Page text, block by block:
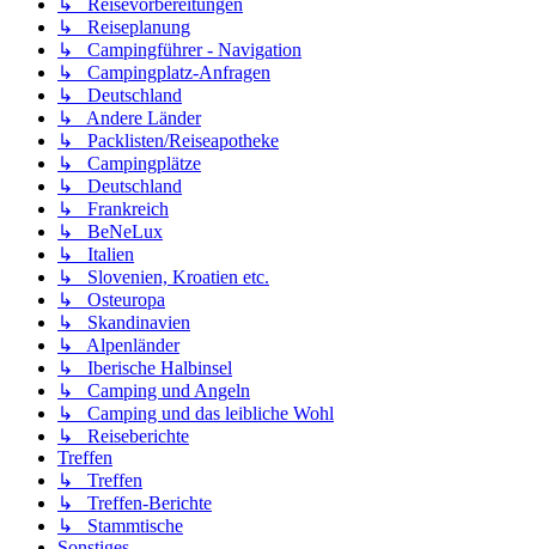
↳ Reisevorbereitungen
↳ Reiseplanung
↳ Campingführer - Navigation
↳ Campingplatz-Anfragen
↳ Deutschland
↳ Andere Länder
↳ Packlisten/Reiseapotheke
↳ Campingplätze
↳ Deutschland
↳ Frankreich
↳ BeNeLux
↳ Italien
↳ Slovenien, Kroatien etc.
↳ Osteuropa
↳ Skandinavien
↳ Alpenländer
↳ Iberische Halbinsel
↳ Camping und Angeln
↳ Camping und das leibliche Wohl
↳ Reiseberichte
Treffen
↳ Treffen
↳ Treffen-Berichte
↳ Stammtische